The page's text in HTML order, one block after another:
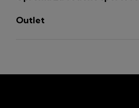
Outlet